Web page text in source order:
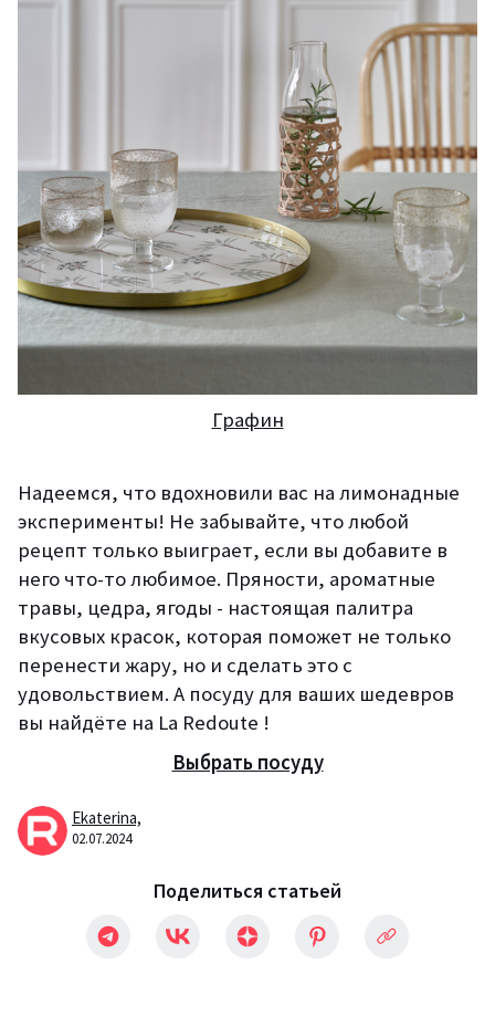
Графин
Надеемся, что вдохновили вас на лимонадные
эксперименты! Не забывайте, что любой
рецепт только выиграет, если вы добавите в
него что-то любимое. Пряности, ароматные
травы, цедра, ягоды - настоящая палитра
вкусовых красок, которая поможет не только
перенести жару, но и сделать это с
удовольствием. А посуду для ваших шедевров
вы найдёте на La Redoute !
Выбрать посуду
Ekaterina,
02.07.2024
Поделиться статьей